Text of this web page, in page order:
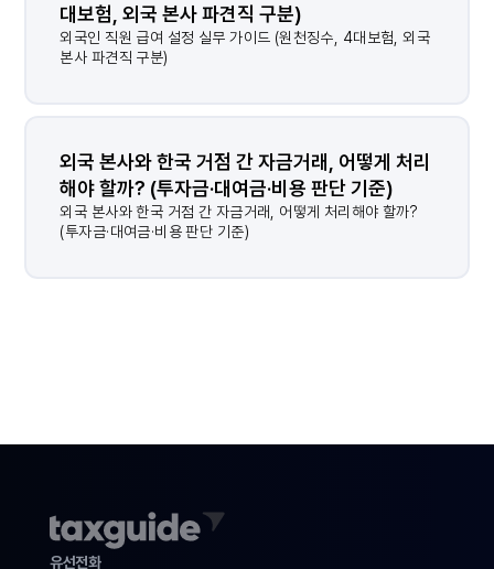
대보험, 외국 본사 파견직 구분)
외국인 직원 급여 설정 실무 가이드 (원천징수, 4대보험, 외국
본사 파견직 구분)
외국 본사와 한국 거점 간 자금거래, 어떻게 처리
해야 할까? (투자금·대여금·비용 판단 기준)
외국 본사와 한국 거점 간 자금거래, 어떻게 처리해야 할까?
(투자금·대여금·비용 판단 기준)
결과가 없습니다.
유선전화